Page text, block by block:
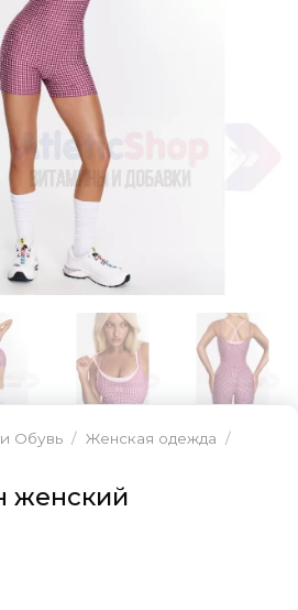
Обувь / Женская одежда /
женский